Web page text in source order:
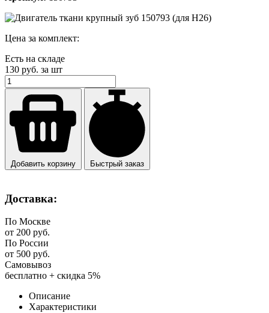
Цена за комплект:
Есть на складе
130 руб. за шт
Добавить корзину Быстрый заказ
Доставка:
По Москве
от 200 руб.
По России
от 500 руб.
Самовывоз
бесплатно + скидка 5%
Описание
Характеристики